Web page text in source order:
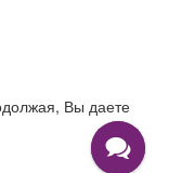
Вы даете